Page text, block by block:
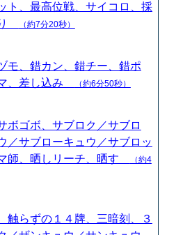
ト、最高位戦、サイコロ、採
（約7分20秒）
モ、錯カン、錯チー、錯ポ
、差し込み
（約6分50秒）
ボゴボ、サブロク／サブロ
／サブローキュウ／サブロッ
師、晒しリーチ、晒す
（約4
触らずの１４牌、三暗刻、３